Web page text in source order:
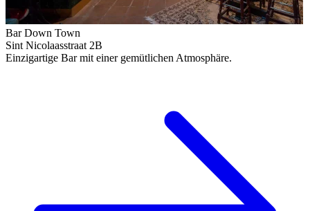
Bar Down Town
Sint Nicolaasstraat 2B
Einzigartige Bar mit einer gemütlichen Atmosphäre.